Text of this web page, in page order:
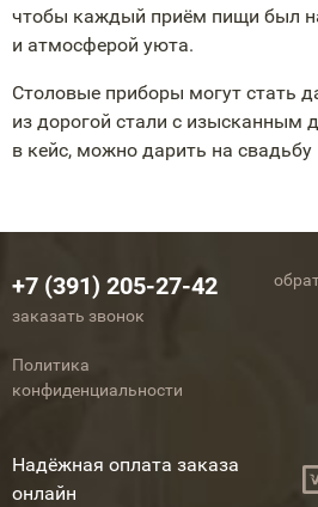
чтобы каждый приём пищи был
и атмосферой уюта.
Столовые приборы могут стать
из дорогой стали с изысканным
в кейс, можно дарить на свадьбу
+7 (391) 205-27-42
заказать звонок
Политика
конфиденциальности
Надёжная оплата заказа
онлайн